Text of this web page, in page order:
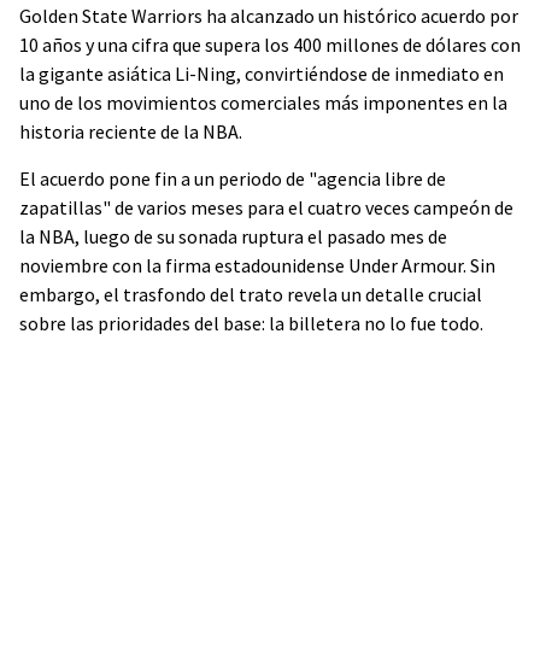
Golden State Warriors ha alcanzado un histórico acuerdo por
10 años y una cifra que supera los 400 millones de dólares con
la gigante asiática Li-Ning, convirtiéndose de inmediato en
uno de los movimientos comerciales más imponentes en la
historia reciente de la NBA.
El acuerdo pone fin a un periodo de "agencia libre de
zapatillas" de varios meses para el cuatro veces campeón de
la NBA, luego de su sonada ruptura el pasado mes de
noviembre con la firma estadounidense Under Armour. Sin
embargo, el trasfondo del trato revela un detalle crucial
sobre las prioridades del base: la billetera no lo fue todo.